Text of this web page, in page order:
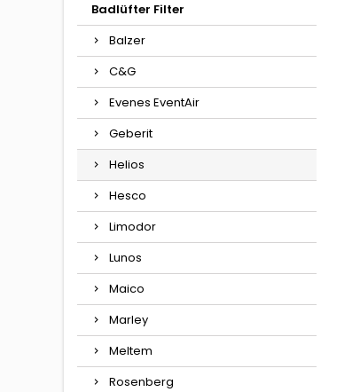
Badlüfter Filter
Balzer
C&G
Evenes EventAir
Geberit
Helios
Hesco
Limodor
Lunos
Maico
Marley
Meltem
Rosenberg